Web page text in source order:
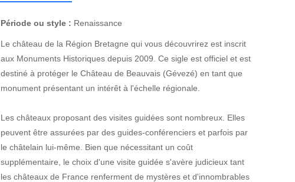
Période ou style : Renaissance
Le château de la Région Bretagne qui vous découvrirez est inscrit
aux Monuments Historiques depuis 2009. Ce sigle est officiel et est
destiné à protéger le Château de Beauvais (Gévezé) en tant que
monument présentant un intérêt à l'échelle régionale.
Les châteaux proposant des visites guidées sont nombreux. Elles
peuvent être assurées par des guides-conférenciers et parfois par
le châtelain lui-même. Bien que nécessitant un coût
supplémentaire, le choix d'une visite guidée s'avère judicieux tant
les châteaux de France renferment de mystères et d'innombrables